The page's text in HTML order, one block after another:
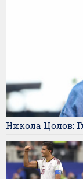
Никола Цолов: